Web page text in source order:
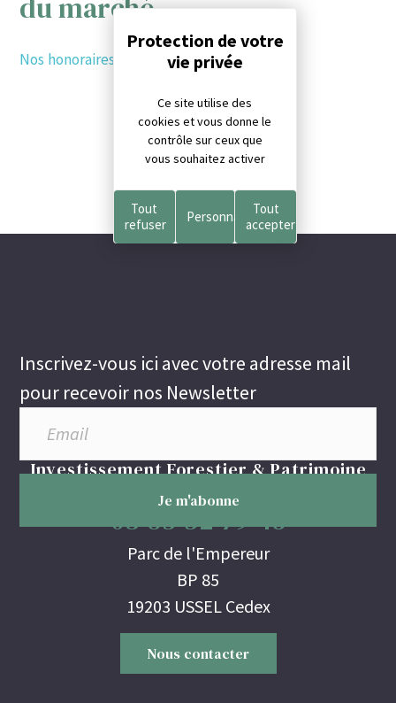
Nos honoraires de négociation
Inscrivez-vous ici avec votre adresse mail
pour recevoir nos Newsletter
Investissement Forestier & Patrimoine
03 85 52 79 48
Parc de l'Empereur
BP 85
19203 USSEL Cedex
Nous contacter
Ce site utilise des
cookies et vous donne le
contrôle sur ceux que
vous souhaitez activer
Tout
accepter
Tout
refuser
Personnaliser